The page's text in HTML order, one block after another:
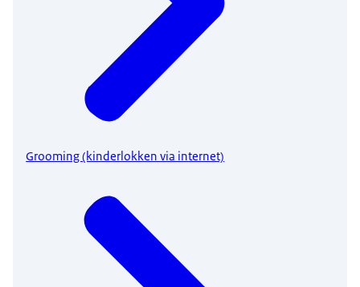
Grooming (kinderlokken via internet)